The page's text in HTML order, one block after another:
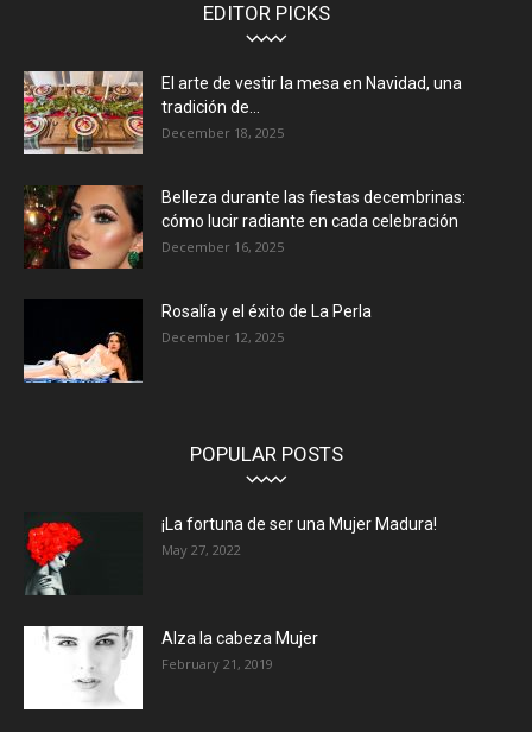
EDITOR PICKS
El arte de vestir la mesa en Navidad, una
tradición de...
December 18, 2025
Belleza durante las fiestas decembrinas:
cómo lucir radiante en cada celebración
December 16, 2025
Rosalía y el éxito de La Perla
December 12, 2025
POPULAR POSTS
¡La fortuna de ser una Mujer Madura!
May 27, 2022
Alza la cabeza Mujer
February 21, 2019